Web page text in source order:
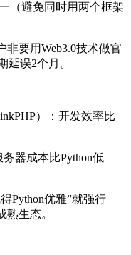
（避免同时用两个框架
非要用Web3.0技术做官
延误2个月。
）：开发效率比
器成本比Python低
Python优雅”就强行
熟生态。